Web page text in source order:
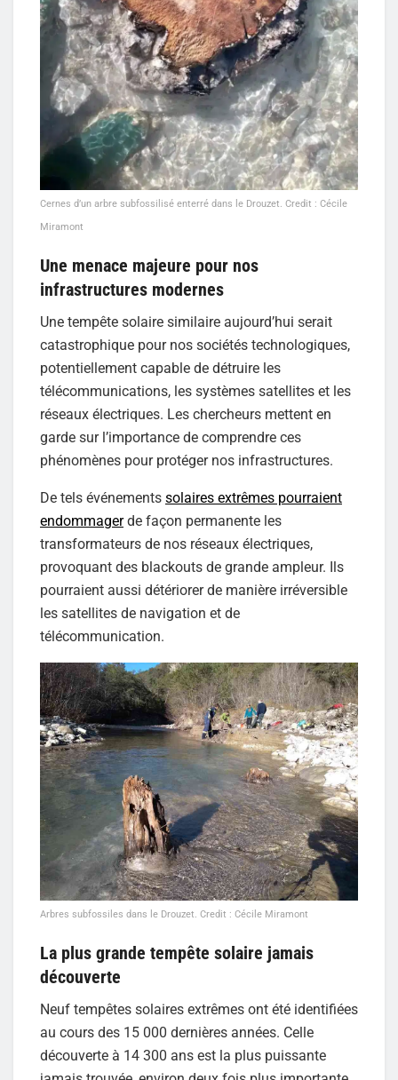
Cernes d’un arbre subfossilisé enterré dans le Drouzet. Credit : Cécile
Miramont
Une menace majeure pour nos
infrastructures modernes
Une tempête solaire similaire aujourd’hui serait
catastrophique pour nos sociétés technologiques,
potentiellement capable de détruire les
télécommunications, les systèmes satellites et les
réseaux électriques. Les chercheurs mettent en
garde sur l’importance de comprendre ces
phénomènes pour protéger nos infrastructures.
De tels événements solaires extrêmes pourraient
endommagerde façon permanente les
transformateurs de nos réseaux électriques,
provoquant des blackouts de grande ampleur. Ils
pourraient aussi détériorer de manière irréversible
les satellites de navigation et de
télécommunication.
Arbres subfossiles dans le Drouzet. Credit : Cécile Miramont
La plus grande tempête solaire jamais
découverte
Neuf tempêtes solaires extrêmes ont été identifiées
au cours des 15 000 dernières années. Celle
découverte à 14 300 ans est la plus puissante